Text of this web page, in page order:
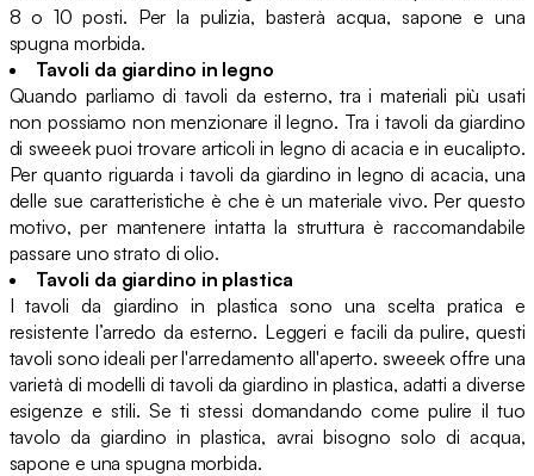
8 o 10 posti. Per la pulizia, basterà acqua, sapone e una
spugna morbida.
Tavoli da giardino in legno
Quando parliamo di tavoli da esterno, tra i materiali più usati
non possiamo non menzionare il legno. Tra i tavoli da giardino
di sweeek puoi trovare articoli in legno di acacia e in eucalipto.
Per quanto riguarda i tavoli da giardino in legno di acacia, una
delle sue caratteristiche è che è un materiale vivo. Per questo
motivo, per mantenere intatta la struttura è raccomandabile
passare uno strato di olio.
Tavoli da giardino in plastica
I tavoli da giardino in plastica sono una scelta pratica e
resistente l’arredo da esterno. Leggeri e facili da pulire, questi
tavoli sono ideali per l'arredamento all'aperto. sweeek offre una
varietà di modelli di tavoli da giardino in plastica, adatti a diverse
esigenze e stili. Se ti stessi domandando come pulire il tuo
tavolo da giardino in plastica, avrai bisogno solo di acqua,
sapone e una spugna morbida.